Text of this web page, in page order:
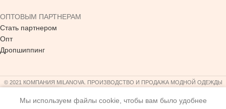
ОПТОВЫМ ПАРТНЕРАМ
Стать партнером
Опт
Дропшиппинг
© 2021 КОМПАНИЯ MILANOVA. ПРОИЗВОДСТВО И ПРОДАЖА МОДНОЙ ОДЕЖДЫ
Мы используем файлы cookie, чтобы вам было удобнее